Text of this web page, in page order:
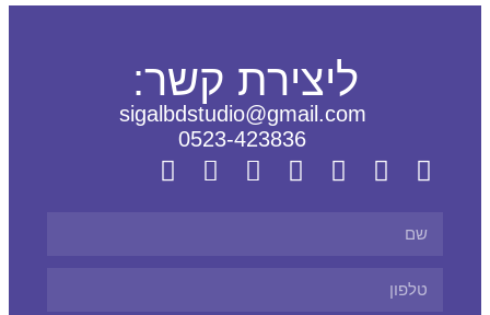
ליצירת קשר:
sigalbdstudio@gmail.com
0523-423836